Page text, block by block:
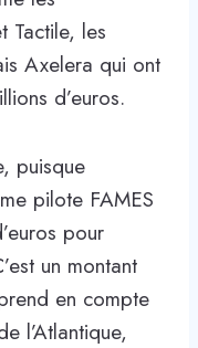
Tactile, les
Axelera qui ont
d’euros.
puisque
pilote FAMES
pour
un montant
en compte
l’Atlantique,